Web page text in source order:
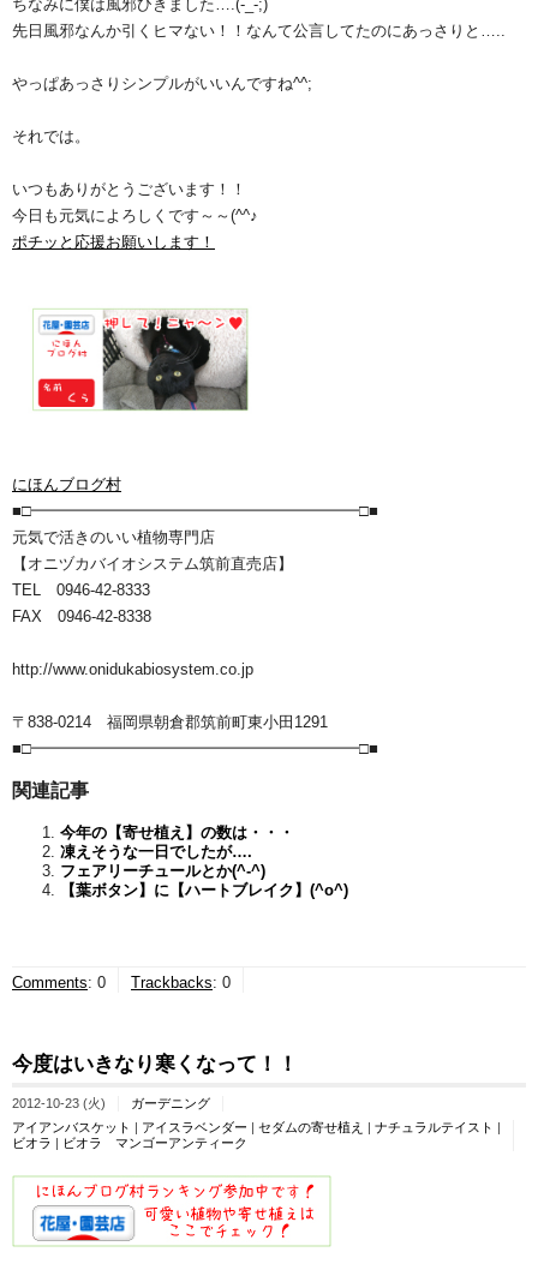
ちなみに僕は風邪ひきました….(-_-;)
先日風邪なんか引くヒマない！！なんて公言してたのにあっさりと…..
やっぱあっさりシンプルがいいんですね^^;
それでは。
いつもありがとうございます！！
今日も元気によろしくです～～(^^♪
ポチッと応援お願いします！
にほんブログ村
■□━━━━━━━━━━━━━━━━━━━━━□■
元気で活きのいい植物専門店
【オニヅカバイオシステム筑前直売店】
TEL 0946-42-8333
FAX 0946-42-8338
http://www.onidukabiosystem.co.jp
〒838-0214 福岡県朝倉郡筑前町東小田1291
■□━━━━━━━━━━━━━━━━━━━━━□■
関連記事
今年の【寄せ植え】の数は・・・
凍えそうな一日でしたが….
フェアリーチュールとか(^-^)
【葉ボタン】に【ハートブレイク】(^o^)
Comments: 0 Trackbacks: 0
今度はいきなり寒くなって！！
2012-10-23 (火)
ガーデニング
アイアンバスケット | アイスラベンダー | セダムの寄せ植え | ナチュラルテイスト |
ビオラ | ビオラ マンゴーアンティーク